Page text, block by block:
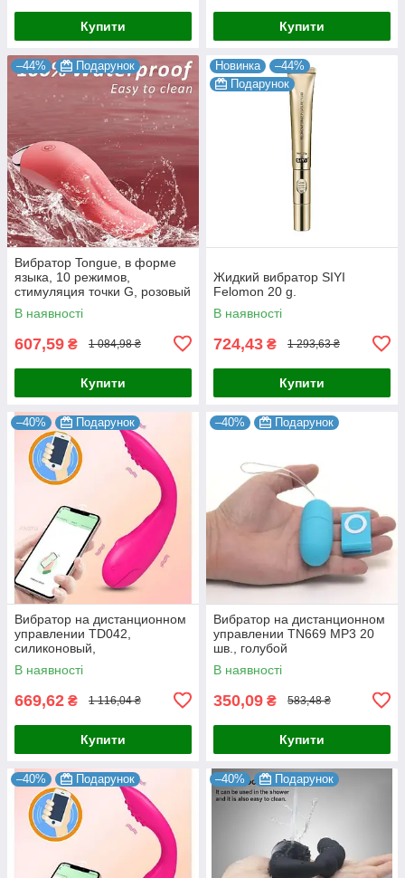
Купити Купити
–44% Подарунок
Вибратор Tongue, в форме
языка, 10 режимов,
стимуляция точки G, розовый
В наявності
607,59 ₴ 1 084,98 ₴
Купити
Новинка
–44%
Подарунок
Жидкий вибратор SIYI
Felomon 20 g.
В наявності
724,43 ₴ 1 293,63 ₴
Купити
–40% Подарунок
Вибратор на дистанционном
управлении TD042,
силиконовый,
водонепроницаемый,
розовый
В наявності
669,62 ₴ 1 116,04 ₴
Купити
–40% Подарунок
Вибратор на дистанционном
управлении TN669 MP3 20
шв., голубой
В наявності
350,09 ₴ 583,48 ₴
Купити
–40% Подарунок –40% Подарунок